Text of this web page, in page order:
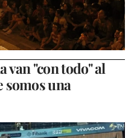
van "con todo" al
somos una